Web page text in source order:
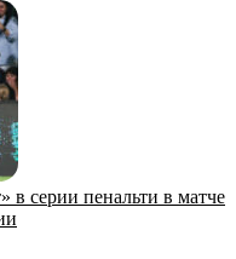
в серии пенальти в матче